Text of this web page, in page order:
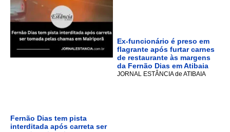
Fernão Dias tem pista
interditada após carreta ser
Ex-funcionário é preso em
flagrante após furtar carnes
de restaurante às margens
da Fernão Dias em Atibaia
JORNAL ESTÂNCIA de ATIBAIA